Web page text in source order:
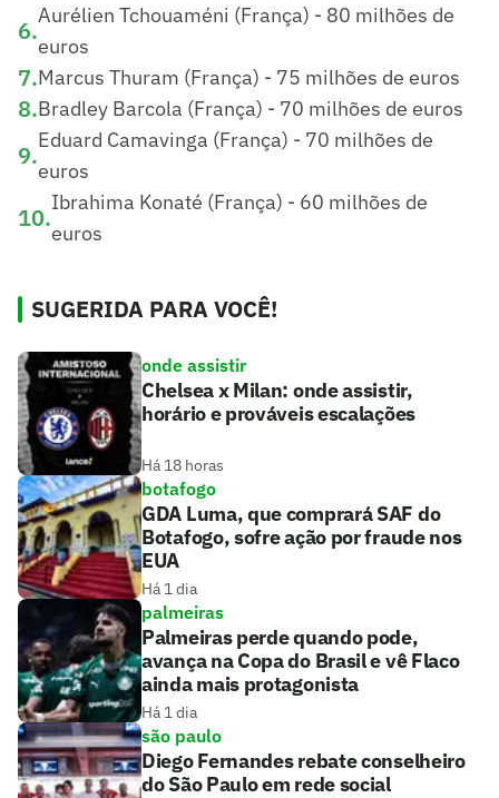
6.
Aurélien Tchouaméni (França) - 80 milhões de
euros
7.Marcus Thuram (França) - 75 milhões de euros
8.Bradley Barcola (França) - 70 milhões de euros
9.
Eduard Camavinga (França) - 70 milhões de
euros
10.
Ibrahima Konaté (França) - 60 milhões de
euros
SUGERIDA PARA VOCÊ!
onde assistir
Chelsea x Milan: onde assistir,
horário e prováveis escalações
Há 18 horas
botafogo
GDA Luma, que comprará SAF do
Botafogo, sofre ação por fraude nos
EUA
Há 1 dia
palmeiras
Palmeiras perde quando pode,
avança na Copa do Brasil e vê Flaco
ainda mais protagonista
Há 1 dia
são paulo
Diego Fernandes rebate conselheiro
do São Paulo em rede social